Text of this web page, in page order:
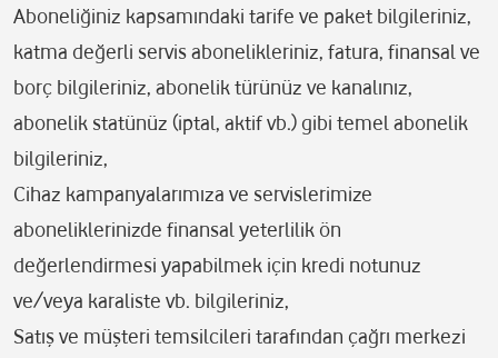
Aboneliğiniz kapsamındaki tarife ve paket bilgileriniz,
katma değerli servis abonelikleriniz, fatura, finansal ve
borç bilgileriniz, abonelik türünüz ve kanalınız,
abonelik statünüz (iptal, aktif vb.) gibi temel abonelik
bilgileriniz,
Cihaz kampanyalarımıza ve servislerimize
aboneliklerinizde finansal yeterlilik ön
değerlendirmesi yapabilmek için kredi notunuz
ve/veya karaliste vb. bilgileriniz,
Satış ve müşteri temsilcileri tarafından çağrı merkezi